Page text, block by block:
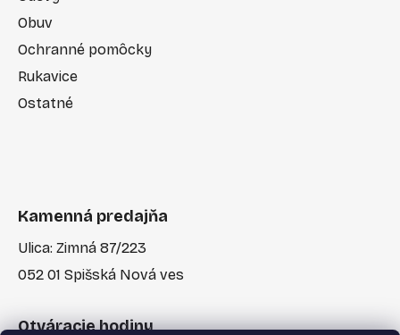
Obuv
Ochranné pomôcky
Rukavice
Ostatné
Kamenná predajňa
Ulica: Zimná 87/223
052 01 Spišská Nová ves
Otváracie hodiny